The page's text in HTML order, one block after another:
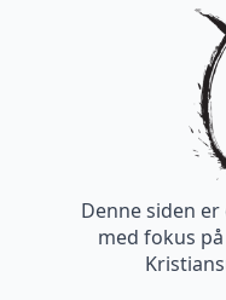
Denne siden
med fokus